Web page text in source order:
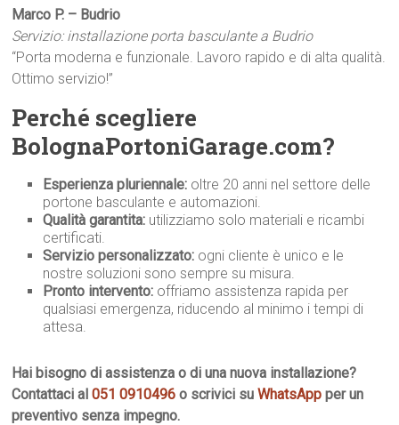
Marco P. – Budrio
Servizio: installazione porta basculante a Budrio
“Porta moderna e funzionale. Lavoro rapido e di alta qualità.
Ottimo servizio!”
Perché scegliere
BolognaPortoniGarage.com?
Esperienza pluriennale: oltre 20 anni nel settore delle
portone basculante e automazioni.
Qualità garantita: utilizziamo solo materiali e ricambi
certificati.
Servizio personalizzato: ogni cliente è unico e le
nostre soluzioni sono sempre su misura.
Pronto intervento: offriamo assistenza rapida per
qualsiasi emergenza, riducendo al minimo i tempi di
attesa.
Hai bisogno di assistenza o di una nuova installazione?
Contattaci al051 0910496 o scrivici suWhatsApp per un
preventivo senza impegno.